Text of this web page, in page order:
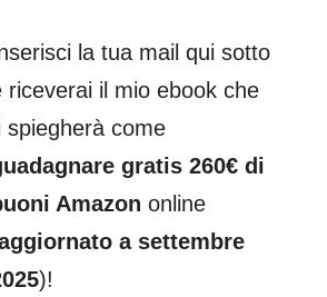
la tua mail qui sotto
riceverai il mio ebook che
spiegherà come
gratis 260€ di
Amazon online
a settembre
)!